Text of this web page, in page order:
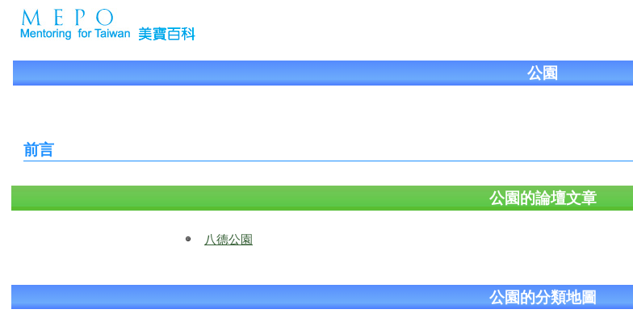
公園
前言
公園的論壇文章
八德公園
公園的分類地圖